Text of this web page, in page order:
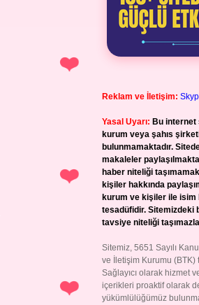
Reklam ve İletişim:
Yasal Uyarı: Bu
kurum veya şahıs
bulunmamaktadır.
makaleler
haber niteliği
kişiler hakkında
kurum ve kişiler ile
tesadüfidir. Sitemizdeki
tavsiye niteliği
Sitemiz, 5651 Sayılı
ve İletişim Kurumu (BTK)
Sağlayıcı olarak hizmet
içerikleri proaktif olarak
yükümlülüğümüz